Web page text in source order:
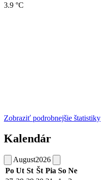
3.9 °C
Zobraziť podrobnejšie štatistiky
Kalendár
August2026
Po Ut St Št Pia So Ne